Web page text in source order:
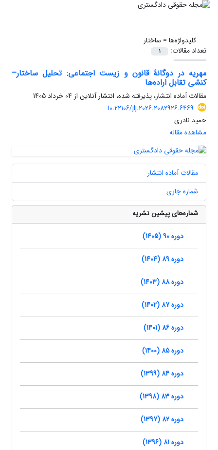
کلیدواژه‌ها = ساختار
تعداد مقالات:
1
مهریه در دوگانۀ قانون و زیست اجتماعی: تحلیل ساختار–
کنشی تقابل اراده‌ها
مقالات آماده انتشار، پذیرفته شده، انتشار آنلاین از 04 خرداد 1405
10.22106/jlj.2026.2082926.6469
حمید نادری
مشاهده مقاله
مقالات آماده انتشار
شماره جاری
شماره‌های پیشین نشریه
دوره 90 (1405)
دوره 89 (1404)
دوره 88 (1403)
دوره 87 (1402)
دوره 86 (1401)
دوره 85 (1400)
دوره 84 (1399)
دوره 83 (1398)
دوره 82 (1397)
دوره 81 (1396)